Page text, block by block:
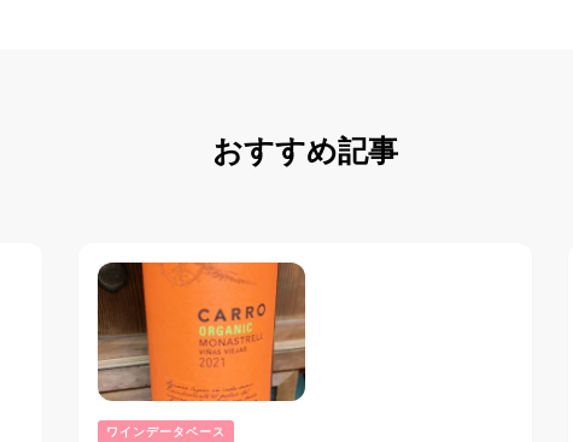
おすすめ記事
ワインデータベース